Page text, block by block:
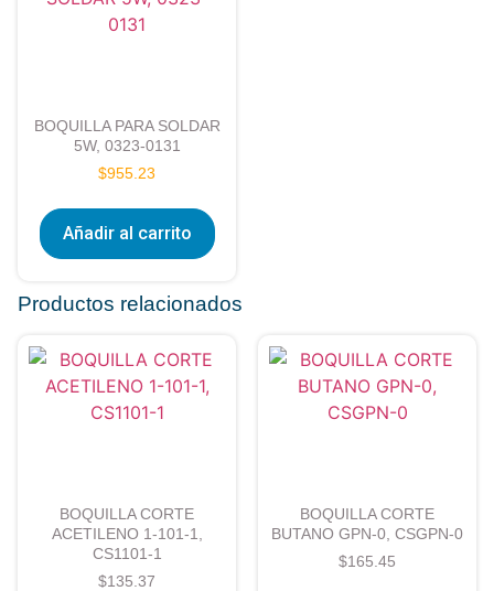
BOQUILLA PARA SOLDAR
5W, 0323-0131
$955.23
Añadir al carrito
Productos relacionados
BOQUILLA CORTE
ACETILENO 1-101-1,
CS1101-1
$135.37
BOQUILLA CORTE
BUTANO GPN-0, CSGPN-0
$165.45